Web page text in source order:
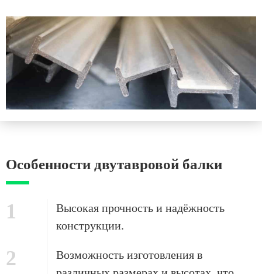
Особенности двутавровой балки
1
Высокая прочность и надёжность
конструкции.
2
Возможность изготовления в